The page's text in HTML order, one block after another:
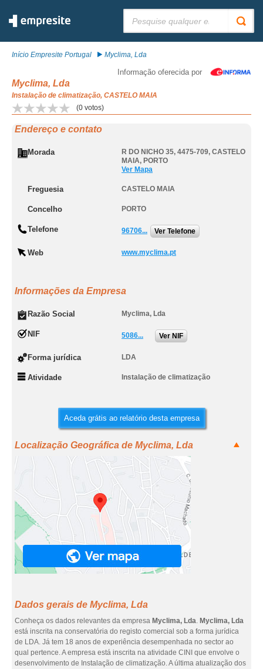
Início Empresite Portugal Myclima, Lda
Informação oferecida por
Myclima, Lda
Instalação de climatização, CASTELO MAIA
(0 votos)
Endereço e contato
Morada R DO NICHO 35, 4475-709, CASTELO
MAIA, PORTO
Ver Mapa
Freguesia CASTELO MAIA
Concelho PORTO
Telefone 96706... Ver Telefone
Web www.myclima.pt
Informações da Empresa
Razão Social Myclima, Lda
NIF 5086... Ver NIF
Forma jurídica LDA
Atividade Instalação de climatização
Aceda grátis ao relatório desta empresa
Localização Geográfica de Myclima, Lda
Dados gerais de Myclima, Lda
Conheça os dados relevantes da empresa Myclima, Lda. Myclima, Lda
está inscrita na conservatória do registo comercial sob a forma jurídica
de LDA. Já tem 18 anos de experiência desempenhada no sector ao
qual pertence. A empresa está inscrita na atividade CINI que envolve o
desenvolvimento de Instalação de climatização. A última atualização dos